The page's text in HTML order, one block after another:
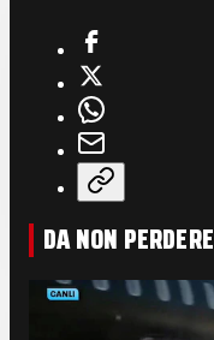
DA NON PERDERE